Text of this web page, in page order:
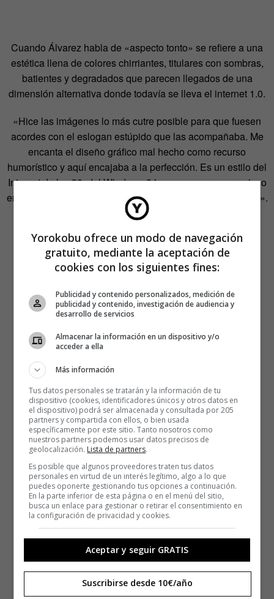
Cuando Álvarez habla de «aspecto tonto» se refiere a una
estética llena de colores chirriantes, titulares con sombras,
batientes y degradados que parecen llegados de una
dimensión alternativa donde todavía se lleva el internet 1.0.
«Hice las imágenes lo más cutre posible para que fuesen
acordes con el eslogan estúpido que las acompañaba. Me
encanta el diseño gráfico mal hecho como recurso
humorístico y aquí encajaba a la perfección. Es un estilo del
Internet de los 90, del Windows 94, que me parece gracioso
en sí mismo, y que a la vez me gusta de manera no irónica».
Yorokobu ofrece un modo de navegación
gratuito, mediante la aceptación de
cookies con los siguientes fines:
Publicidad y contenido personalizados, medición de
publicidad y contenido, investigación de audiencia y
desarrollo de servicios
Almacenar la información en un dispositivo y/o
acceder a ella
Más información
Tus datos personales se tratarán y la información de tu
dispositivo (cookies, identificadores únicos y otros datos en
el dispositivo) podrá ser almacenada y consultada por 205
partners y compartida con ellos, o bien usada
específicamente por este sitio. Tanto nosotros como
nuestros partners podemos usar datos precisos de
geolocalización. Lista de partners.
Es posible que algunos proveedores traten tus datos
personales en virtud de un interés legítimo, algo a lo que
puedes oponerte gestionando tus opciones a continuación.
En la parte inferior de esta página o en el menú del sitio,
busca un enlace para gestionar o retirar el consentimiento en
la configuración de privacidad y cookies.
Aceptar y seguir GRATIS
Suscribirse desde 10€/año